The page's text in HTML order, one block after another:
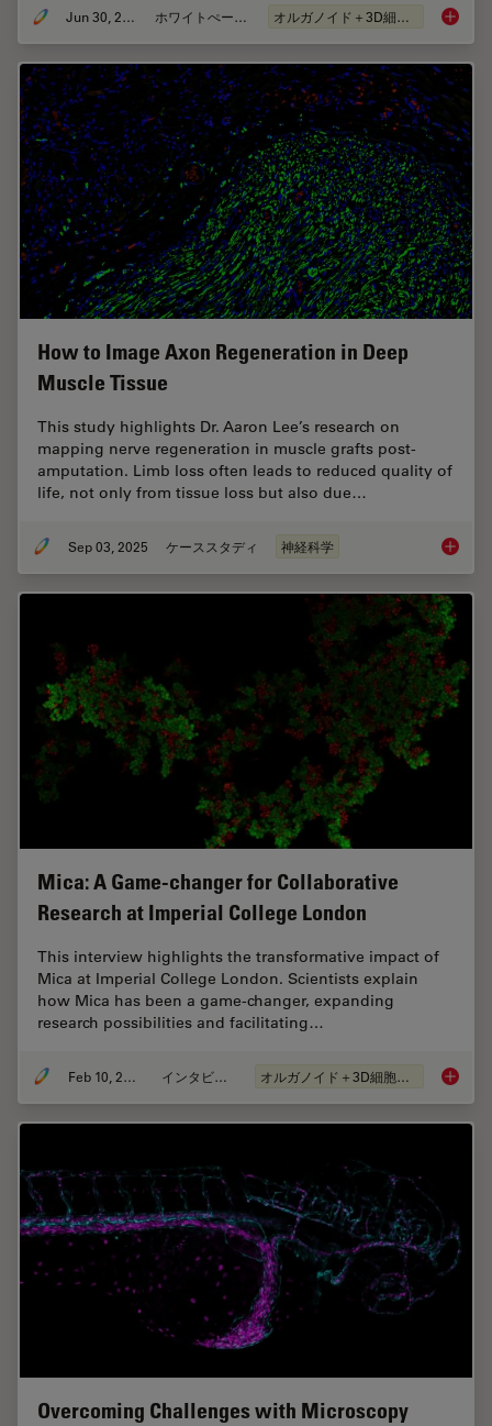
Jun 30, 2026 ホワイトぺーパー オルガノイド＋3D細胞培養
How to Image Axon Regeneration in Deep
Muscle Tissue
This study highlights Dr. Aaron Lee’s research on
mapping nerve regeneration in muscle grafts post-
amputation. Limb loss often leads to reduced quality of
life, not only from tissue loss but also due…
Sep 03, 2025 ケーススタディ 神経科学 How to
Mica: A Game-changer for Collaborative
Research at Imperial College London
This interview highlights the transformative impact of
Mica at Imperial College London. Scientists explain
how Mica has been a game-changer, expanding
research possibilities and facilitating…
Feb 10, 2025 インタビュー オルガノイド＋3D細胞培養 Mica: A
Overcoming Challenges with Microscopy